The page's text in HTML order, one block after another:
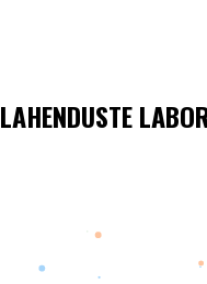
LAHENDUSTE